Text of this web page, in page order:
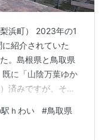
浜町） 2023年の1
紹介されていた
。島根県と鳥取県
に「山陰万葉ゆか
済みですが、その
、最初に掲載した
の駅琴の浦」でし
ｈわい #鳥取県